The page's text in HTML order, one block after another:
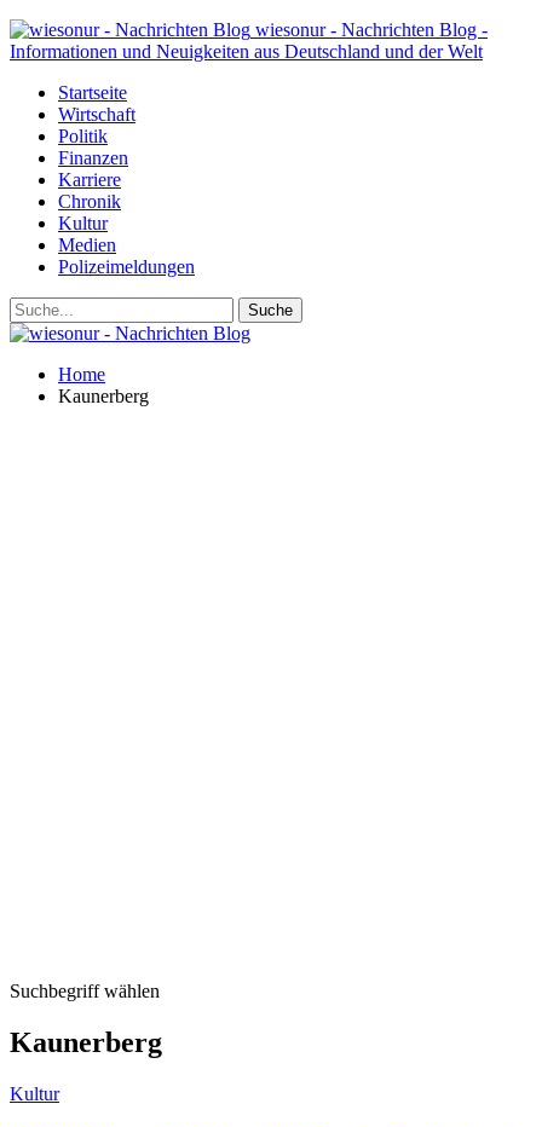
wiesonur - Nachrichten Blog -
Informationen und Neuigkeiten aus Deutschland und der Welt
Startseite
Wirtschaft
Politik
Finanzen
Karriere
Chronik
Kultur
Medien
Polizeimeldungen
Home
Kaunerberg
Suchbegriff wählen
Kaunerberg
Kultur